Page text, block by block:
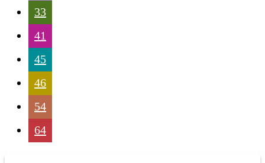
33
41
45
46
54
64